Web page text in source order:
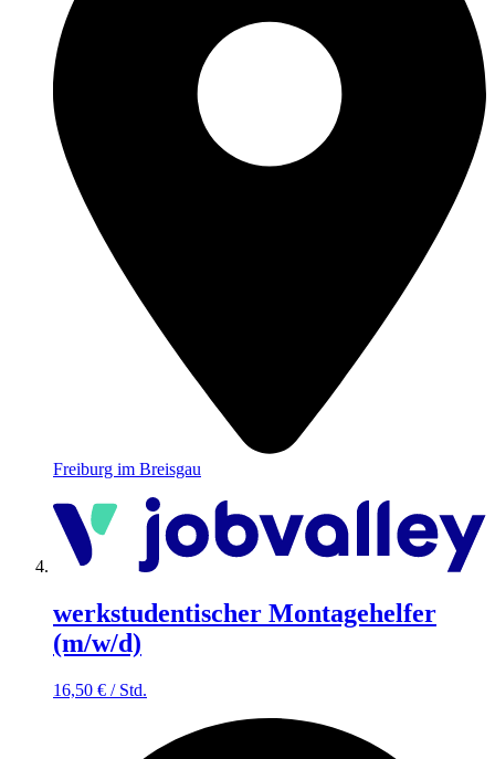
Freiburg im Breisgau
werkstudentischer Montagehelfer
(m/w/d)
16,50 € / Std.